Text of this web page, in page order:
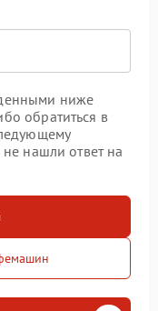
ниже
обратиться в
не нашли ответ на